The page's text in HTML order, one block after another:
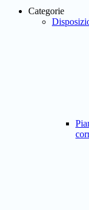
Categorie